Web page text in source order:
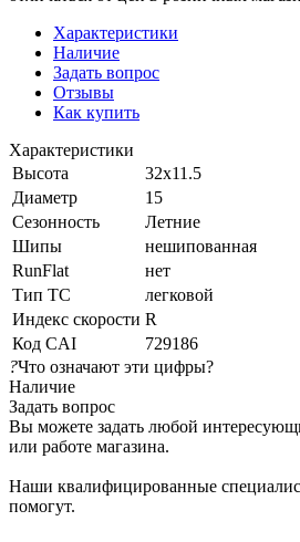
Характеристики
Наличие
Задать вопрос
Отзывы
Как купить
Характеристики
Высота
32x11.5
Диаметр
15
Сезонность
Летние
Шипы
нешипованная
RunFlat
нет
Тип ТС
легковой
Индекс скорости R
Код CAI
729186
?Что означают эти цифры?
Наличие
Задать вопрос
Вы можете задать любой
или работе магазина.
Наши квалифицированные
помогут.